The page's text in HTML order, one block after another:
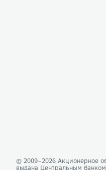
© 2009–2026 Акционерное
выдана Центральным